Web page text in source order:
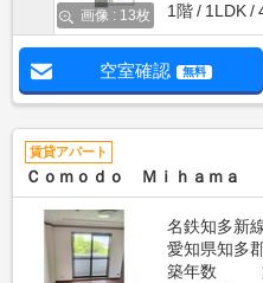
画像 : 13枚
1階
1LDK
空室確認 無料
賃貸アパート
Ｃｏｍｏｄｏ Ｍｉｈａｍａ
名鉄知多新
愛知県知多
築年数